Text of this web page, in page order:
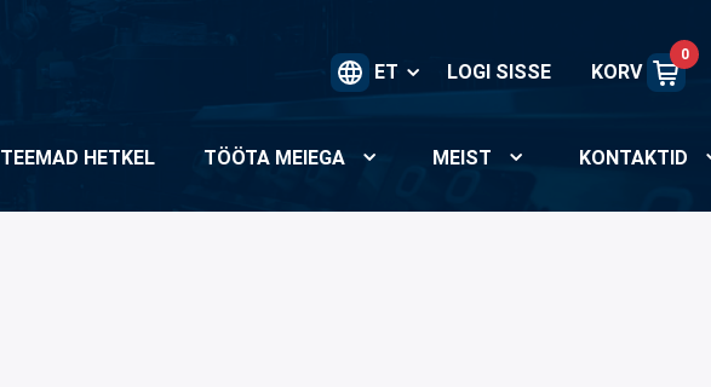
ET LOGI SISSE KORV
0
TEEMAD HETKEL TÖÖTA MEIEGA MEIST KONTAKTID